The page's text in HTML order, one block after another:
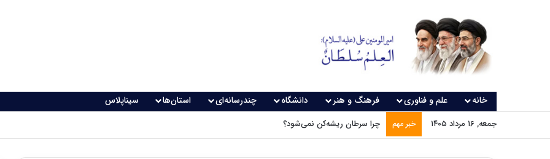
خانه علم و فناوری فرهنگ و هنر دانشگاه چندرسانه‌ای استان‌ها سیناپلاس
جمعه, ۱۶ مرداد ۱۴۰۵ خبر مهم چرا سرطان ریشه‌کن نمی‌شود؟